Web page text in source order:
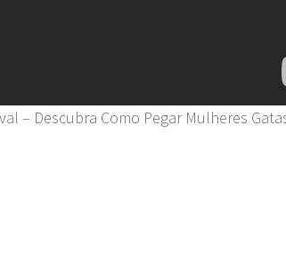
– Descubra Como Pegar Mulheres